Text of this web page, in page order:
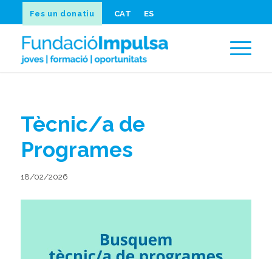
Fes un donatiu CAT ES
Tècnic/a de
Programes
18/02/2026